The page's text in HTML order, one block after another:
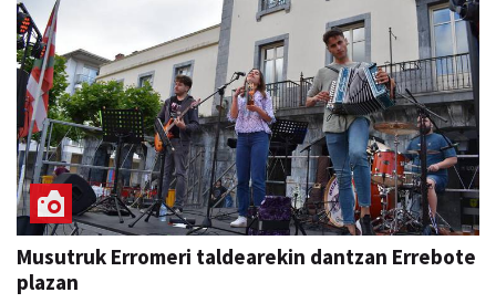
Musutruk Erromeri taldearekin dantzan Errebote
plazan